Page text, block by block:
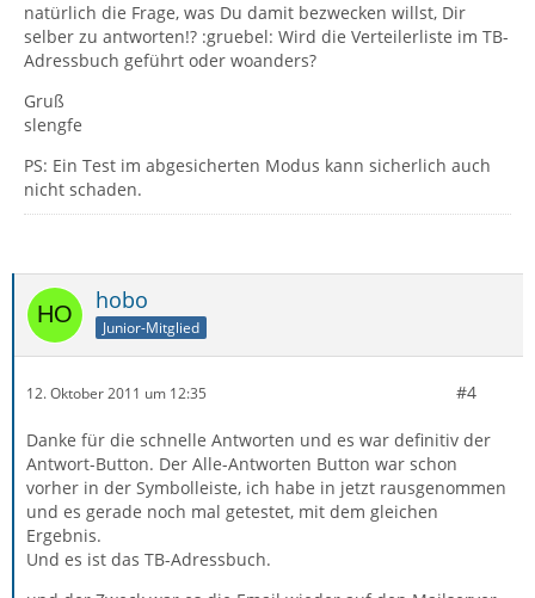
natürlich die Frage, was Du damit bezwecken willst, Dir
selber zu antworten!? :gruebel: Wird die Verteilerliste im TB-
Adressbuch geführt oder woanders?
Gruß
slengfe
PS: Ein Test im abgesicherten Modus kann sicherlich auch
nicht schaden.
hobo
Junior-Mitglied
12. Oktober 2011 um 12:35 #4
Danke für die schnelle Antworten und es war definitiv der
Antwort-Button. Der Alle-Antworten Button war schon
vorher in der Symbolleiste, ich habe in jetzt rausgenommen
und es gerade noch mal getestet, mit dem gleichen
Ergebnis.
Und es ist das TB-Adressbuch.